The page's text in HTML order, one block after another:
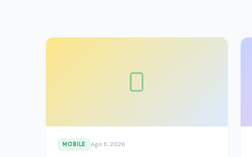
MOBILE Ago 8, 2026